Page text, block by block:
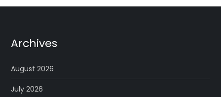
Archives
August 2026
July 2026